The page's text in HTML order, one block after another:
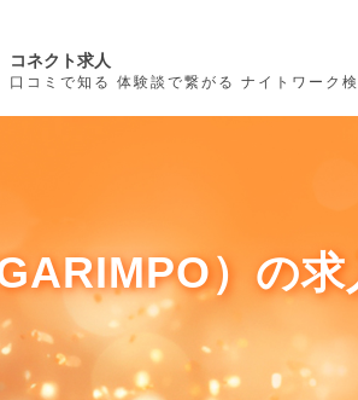
コネクト求人
口コミで知る 体験談で繋がる ナイトワーク検
）の